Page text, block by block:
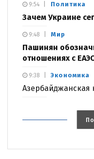
Политика
Зачем Украине
9:54
Мир
Пашинян
отношениях с
9:48
Экономика
Азербайджанская
9:38